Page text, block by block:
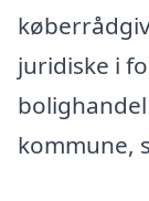
juridiske i
kommune,